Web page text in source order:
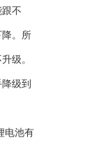
不
。所
级。
级到
电池有